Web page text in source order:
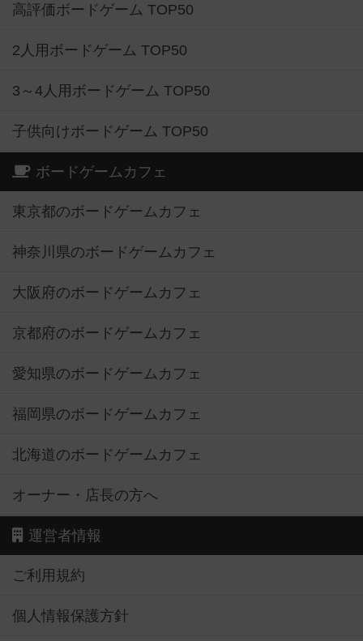
高評価ボードゲーム TOP50
2人用ボードゲーム TOP50
3～4人用ボードゲーム TOP50
子供向けボードゲーム TOP50
ボードゲームカフェ
東京都のボードゲームカフェ
神奈川県のボードゲームカフェ
大阪府のボードゲームカフェ
京都府のボードゲームカフェ
愛知県のボードゲームカフェ
福岡県のボードゲームカフェ
北海道のボードゲームカフェ
オーナー・店長の方へ
運営者情報
ご利用規約
個人情報保護方針